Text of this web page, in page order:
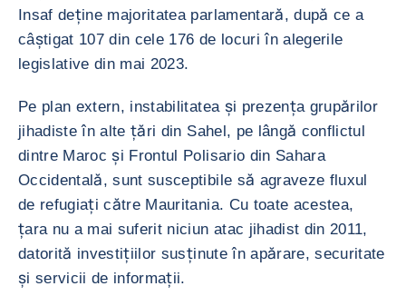
Insaf deține majoritatea parlamentară, după ce a
câștigat 107 din cele 176 de locuri în alegerile
legislative din mai 2023.
Pe plan extern, instabilitatea și prezența grupărilor
jihadiste în alte țări din Sahel, pe lângă conflictul
dintre Maroc și Frontul Polisario din Sahara
Occidentală, sunt susceptibile să agraveze fluxul
de refugiați către Mauritania. Cu toate acestea,
țara nu a mai suferit niciun atac jihadist din 2011,
datorită investițiilor susținute în apărare, securitate
și servicii de informații.